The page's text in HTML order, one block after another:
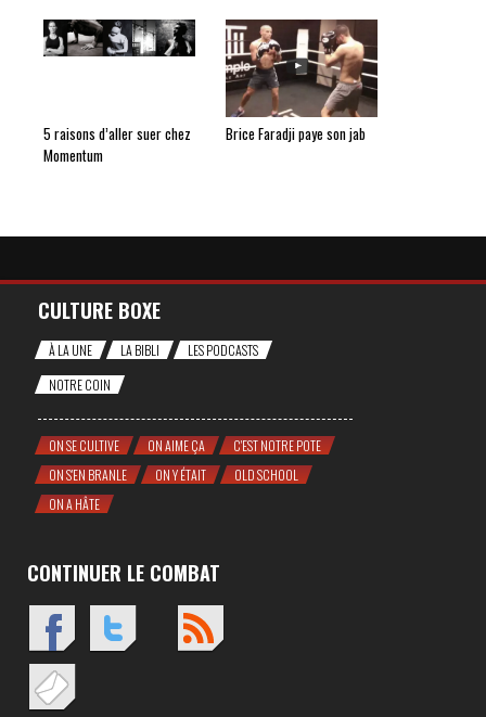
5 raisons d’aller suer chez
Momentum
Brice Faradji paye son jab
CULTURE BOXE
À LA UNE LA BIBLI
LES PODCASTS
NOTRE COIN
ON SE CULTIVE ON AIME ÇA
C'EST NOTRE POTE
ON S'EN BRANLE
ON Y ÉTAIT
OLD SCHOOL
ON A HÂTE
CONTINUER LE COMBAT